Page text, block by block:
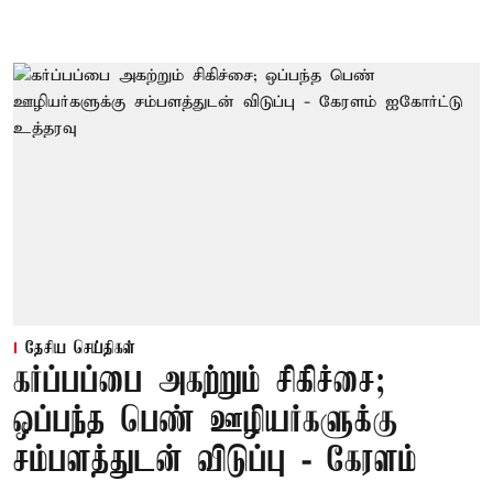
தேசிய செய்திகள்
கர்ப்பப்பை அகற்றும் சிகிச்சை;
ஒப்பந்த பெண் ஊழியர்களுக்கு
சம்பளத்துடன் விடுப்பு - கேரளம்